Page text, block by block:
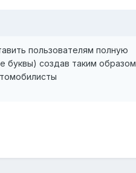
пользователям полную
буквы) создав таким образом